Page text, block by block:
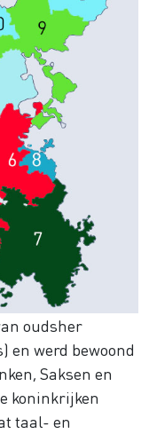
oudsher
en werd bewoond
Saksen en
koninkrijken
taal- en